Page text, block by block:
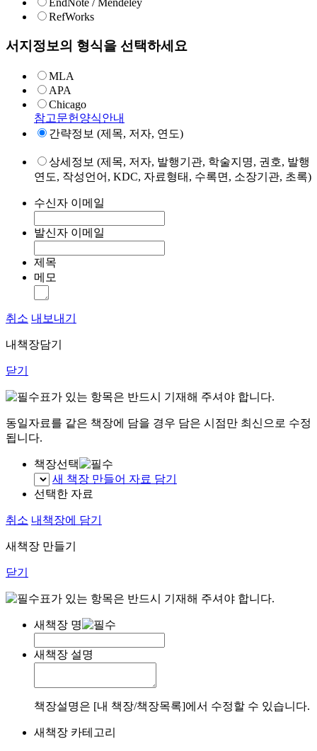
EndNote / Mendeley
RefWorks
서지정보의 형식을 선택하세요
MLA
APA
Chicago
참고문헌양식안내
간략정보 (제목, 저자, 연도)
상세정보 (제목, 저자, 발행기관, 학술지명, 권호, 발행
연도, 작성언어, KDC, 자료형태, 수록면, 소장기관, 초록)
수신자 이메일
발신자 이메일
제목
메모
취소 내보내기
내책장담기
닫기
표가 있는 항목은 반드시 기재해 주셔야 합니다.
동일자료를 같은 책장에 담을 경우 담은 시점만 최신으로 수정
됩니다.
책장선택
새 책장 만들어 자료 담기
선택한 자료
취소 내책장에 담기
새책장 만들기
닫기
표가 있는 항목은 반드시 기재해 주셔야 합니다.
새책장 명
새책장 설명
책장설명은 [내 책장/책장목록]에서 수정할 수 있습니다.
새책장 카테고리